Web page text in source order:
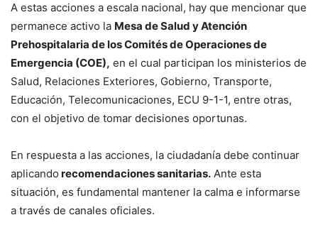
A estas acciones a escala nacional, hay que mencionar que
permanece activo la Mesa de Salud y Atención
Prehospitalaria de los Comités de Operaciones de
Emergencia (COE), en el cual participan los ministerios de
Salud, Relaciones Exteriores, Gobierno, Transporte,
Educación, Telecomunicaciones, ECU 9-1-1, entre otras,
con el objetivo de tomar decisiones oportunas.
En respuesta a las acciones, la ciudadanía debe continuar
aplicando recomendaciones sanitarias. Ante esta
situación, es fundamental mantener la calma e informarse
a través de canales oficiales.